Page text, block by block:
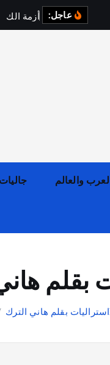
عاجل: أزم ال كهرباء
والعالم جاليات
بقلم
استراليات بقلم هاني الترك